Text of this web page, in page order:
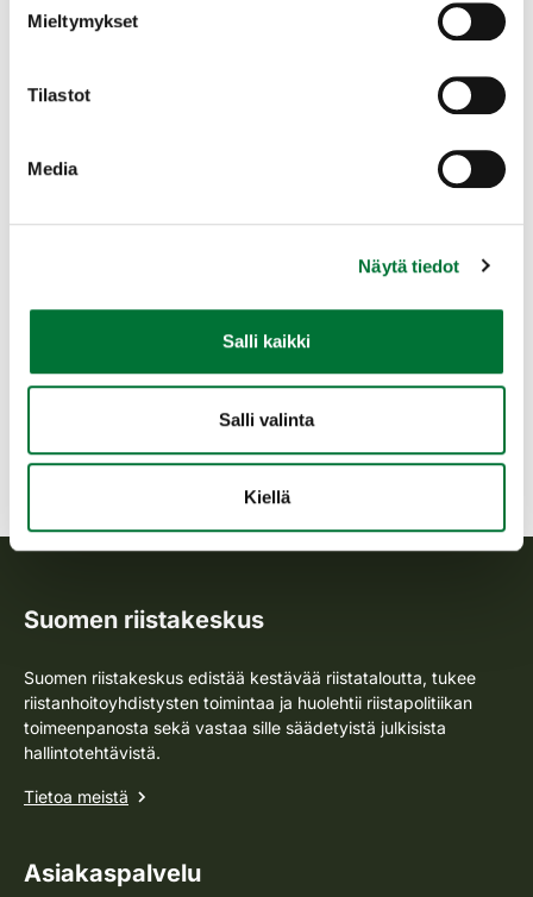
Mieltymykset
Tilastot
Media
Näytä tiedot
Salli kaikki
Salli valinta
Kiellä
Tiedote 26.3.2026
näin kohdatessasi suden
Tiedote
Uutinen 5.3.2026
Susisaaliiksi täsmentyi 81 sutta
Suurpedot Susi
Näytä lisää artikkeleita
Suomen riistakeskus
Suomen riistakeskus edistää kestävää riistataloutta, tukee
riistanhoitoyhdistysten toimintaa ja huolehtii riistapolitiikan
toimeenpanosta sekä vastaa sille säädetyistä julkisista
hallintotehtävistä.
Tietoa meistä
Asiakaspalvelu